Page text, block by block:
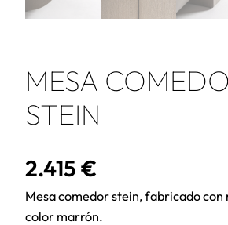
MESA
STEIN
2.415 €
Mesa comedor stein, fabricado con
color marrón.